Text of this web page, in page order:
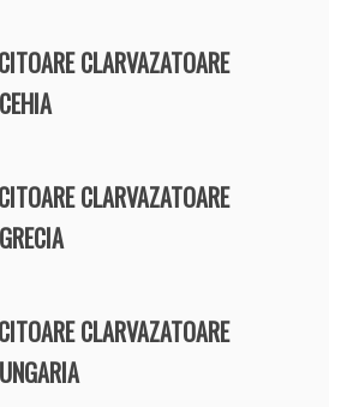
CLARVAZATOARE
CLARVAZATOARE
CLARVAZATOARE